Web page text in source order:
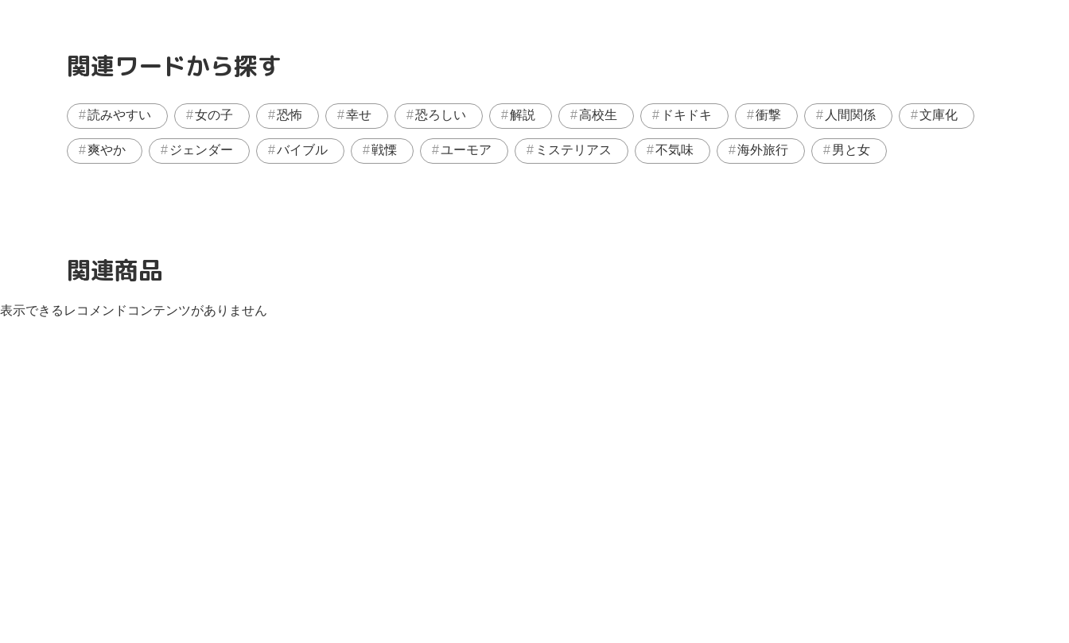
関連ワードから探す
読みやすい 女の子 恐怖 幸せ 恐ろしい 解説 高校生 ドキドキ 衝撃 人間関係 文庫化
爽やか ジェンダー バイブル 戦慄 ユーモア ミステリアス 不気味 海外旅行 男と女
関連商品
表示できるレコメンドコンテンツがありません